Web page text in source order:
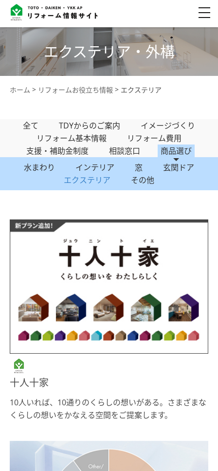
エクステリア・外構
ホーム リフォームお役立ち情報 エクステリア
全て TDYからのご案内
イメージづくり
リフォーム基本情報
リフォーム費用
支援・補助金制度
相談窓口
商品選び
水まわり
インテリア 窓
玄関ドア
エクステリア
その他
十人十家
10人いれば、10通りのくらしの想いがある。さまざまな
くらしの想いをかなえる空間をご提案します。